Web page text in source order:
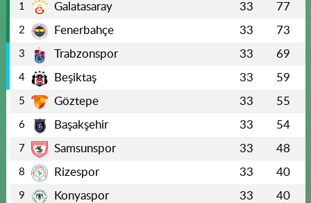
1 Galatasaray 33 77
2 Fenerbahçe 33 73
3 Trabzonspor 33 69
4 Beşiktaş 33 59
5 Göztepe 33 55
6 Başakşehir 33 54
7 Samsunspor 33 48
8 Rizespor 33 40
9 Konyaspor 33 40